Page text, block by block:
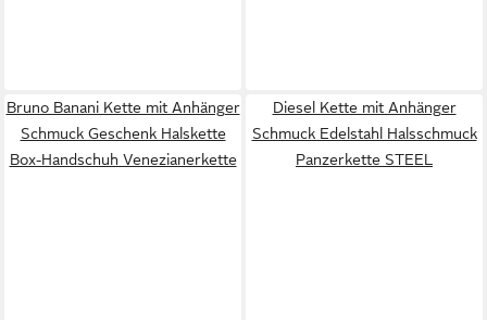
Bruno Banani Kette mit Anhänger
Schmuck Geschenk Halskette
Box-Handschuh Venezianerkette
Diesel Kette mit Anhänger
Schmuck Edelstahl Halsschmuck
Panzerkette STEEL